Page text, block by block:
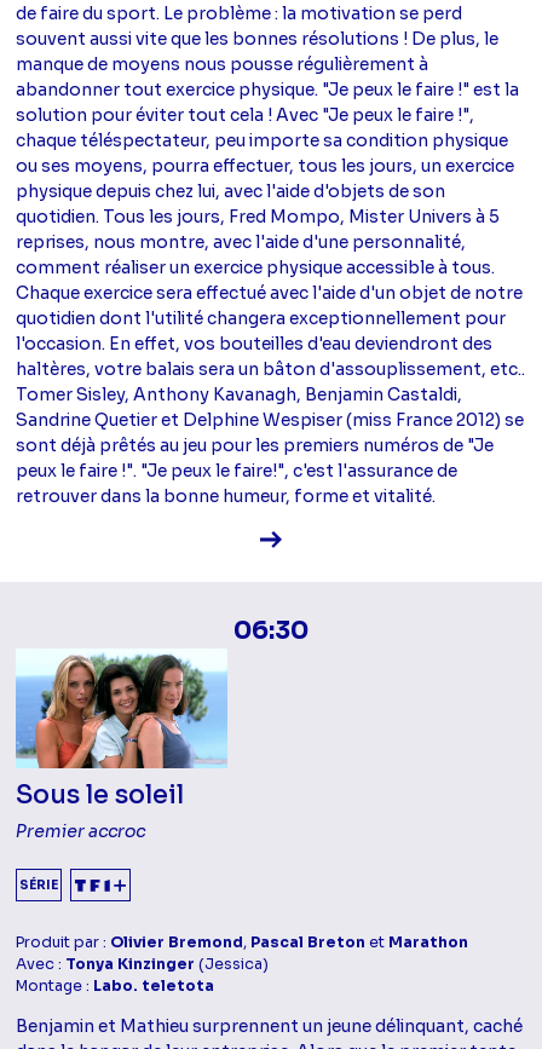
de faire du sport. Le problème : la motivation se perd
souvent aussi vite que les bonnes résolutions ! De plus, le
manque de moyens nous pousse régulièrement à
abandonner tout exercice physique. "Je peux le faire !" est la
solution pour éviter tout cela ! Avec "Je peux le faire !",
chaque téléspectateur, peu importe sa condition physique
ou ses moyens, pourra effectuer, tous les jours, un exercice
physique depuis chez lui, avec l'aide d'objets de son
quotidien. Tous les jours, Fred Mompo, Mister Univers à 5
reprises, nous montre, avec l'aide d'une personnalité,
comment réaliser un exercice physique accessible à tous.
Chaque exercice sera effectué avec l'aide d'un objet de notre
quotidien dont l'utilité changera exceptionnellement pour
l'occasion. En effet, vos bouteilles d'eau deviendront des
haltères, votre balais sera un bâton d'assouplissement, etc..
Tomer Sisley, Anthony Kavanagh, Benjamin Castaldi,
Sandrine Quetier et Delphine Wespiser (miss France 2012) se
sont déjà prêtés au jeu pour les premiers numéros de "Je
peux le faire !". "Je peux le faire!", c'est l'assurance de
retrouver dans la bonne humeur, forme et vitalité.
Voir la fiche diffusion
06:30
Sous le soleil
Premier accroc
SÉRIE
Produit par : Olivier Bremond, Pascal Breton et Marathon
Avec : Tonya Kinzinger (Jessica)
Montage : Labo. teletota
Benjamin et Mathieu surprennent un jeune délinquant, caché